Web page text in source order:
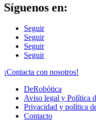
Síguenos en:
Seguir
Seguir
Seguir
Seguir
¡Contacta con nosotros!
DeRobótica
Aviso legal y Política
Privacidad y política
Contacto